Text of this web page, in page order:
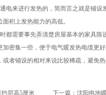
来进行发热的，简而言之就是铺设
积上发热能力的高低。
需要事先弄清楚房屋基本的家具陈
密集一些，便于电气暖发热电缆更
者铺设的相对来说比较稀疏，避免
层高5厘米 下一篇： 沈阳电地